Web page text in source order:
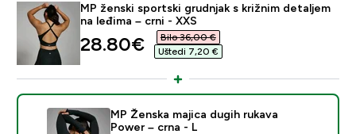
MP ženski sportski grudnjak s križnim detaljem
na leđima – crni - XXS
discounted price
28.80€‎
Bilo 36,00 €‎
Uštedi 7,20 €‎
MP Ženska majica dugih rukava
Power – crna - L